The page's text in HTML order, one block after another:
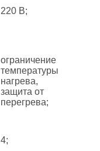
220 В;
ограничение
температуры
нагрева,
защита от
перегрева;
4;